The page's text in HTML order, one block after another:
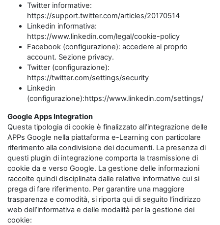
Twitter informative:
https://support.twitter.com/articles/20170514
Linkedin informativa:
https://www.linkedin.com/legal/cookie-policy
Facebook (configurazione): accedere al proprio
account. Sezione privacy.
Twitter (configurazione):
https://twitter.com/settings/security
Linkedin
(configurazione):https://www.linkedin.com/settings/
Google Apps Integration
Questa tipologia di cookie è finalizzato all’integrazione delle
APPs Google nella piattaforma e-Learning con particolare
riferimento alla condivisione dei documenti. La presenza di
questi plugin di integrazione comporta la trasmissione di
cookie da e verso Google. La gestione delle informazioni
raccolte quindi disciplinata dalle relative informative cui si
prega di fare riferimento. Per garantire una maggiore
trasparenza e comodità, si riporta qui di seguito l’indirizzo
web dell’informativa e delle modalità per la gestione dei
cookie: